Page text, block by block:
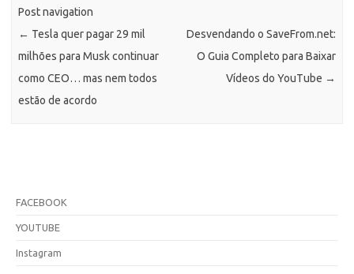
Post navigation
← Tesla quer pagar 29 mil
milhões para Musk continuar
como CEO… mas nem todos
estão de acordo
Desvendando o SaveFrom.net:
O Guia Completo para Baixar
Vídeos do YouTube →
FACEBOOK
YOUTUBE
Instagram